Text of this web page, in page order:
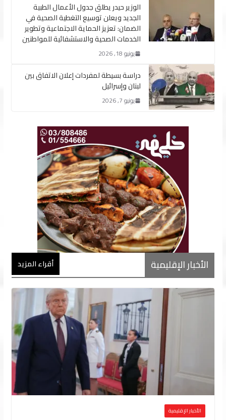
الوزير حيدر يطلق جدول الأعمال الطبية
الجديد ويعلن توسيع التغطية الصحية في
الضمان: تعزيز الحماية الاجتماعية وتطوير
الخدمات الصحية والاستشفائية للمواطنين
يونيو 18, 2026
دراسة بسيطة لمفردات إعلان الاتفاق بين
لبنان وإسرائيل
يونيو 7, 2026
الأخبار الإقليمية أقراء المزيد
الأخبار الإقليمية